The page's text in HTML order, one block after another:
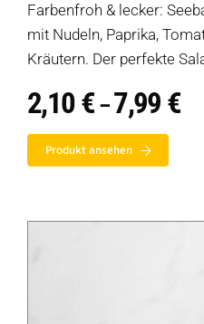
Farbenfroh & lecker:
mit Nudeln, Paprika,
Kräutern. Der perfekte
2,10€ –7,99 €
Produkt ansehen